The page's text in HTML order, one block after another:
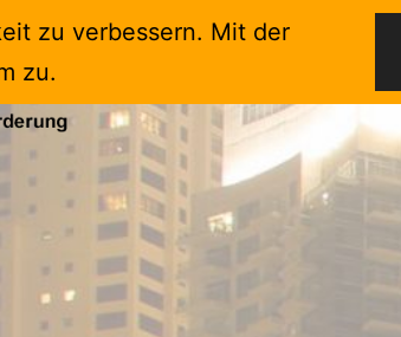
zu verbessern. Mit der
zu.